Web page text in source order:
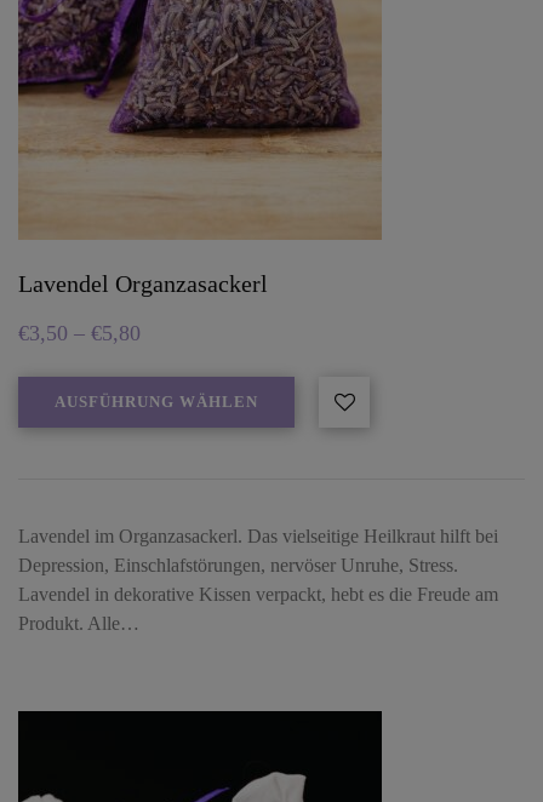
Lavendel Organzasackerl
€3,50 – €5,80
AUSFÜHRUNG WÄHLEN
Lavendel im Organzasackerl. Das vielseitige Heilkraut hilft bei
Depression, Einschlafstörungen, nervöser Unruhe, Stress.
Lavendel in dekorative Kissen verpackt, hebt es die Freude am
Produkt. Alle…